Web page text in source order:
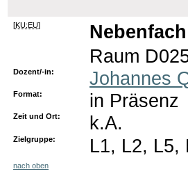
[KU:EU]
Raum
Dozent/-in: Johannes
Format: in Präsenz
Zeit und Ort: k.A.
Zielgruppe: L1, L2, L5,
nach oben